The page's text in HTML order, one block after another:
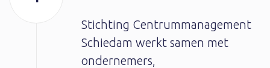
Stichting Centrummanagement
Schiedam werkt samen met
ondernemers,